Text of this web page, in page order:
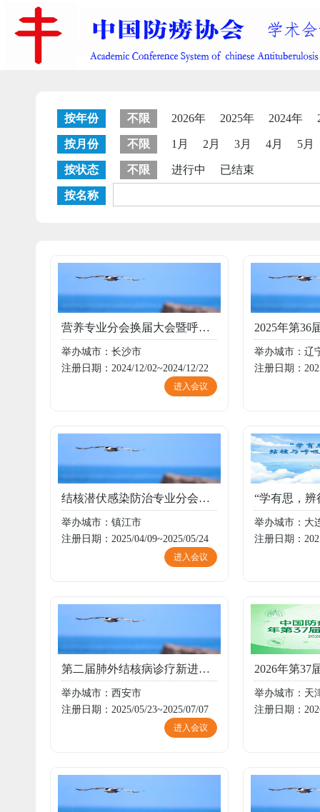
按年份 不限 2026年 2025年 2024年
按月份 不限 1月 2月 3月 4月 5月
按状态 不限 进行中 已结束
按名称
营养专业分会换届大会暨呼吸/结核营养师培训
举办城市：长沙市
注册日期：2024/12/02~2024/12/22
进入会议
举办城市：辽
注册日期：
结核潜伏感染防治专业分会换届大会暨结核潜伏感染预防干预/结核病监测与防治学术会议
举办城市：镇江市
注册日期：2025/04/09~2025/05/24
进入会议
举办城市：大
注册日期：
第二届肺外结核病诊疗新进展研讨会暨第九届结核病诊疗与防控 新技术、新方法研讨会
举办城市：西安市
注册日期：2025/05/23~2025/07/07
进入会议
2026年第37
举办城市：天
注册日期：